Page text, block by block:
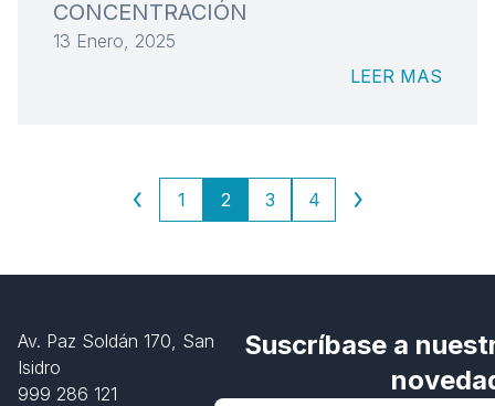
CONCENTRACIÓN
13 Enero, 2025
LEER MAS
1 2 3 4
Av. Paz Soldán 170, San
Isidro
999 286 121
Suscríbase a